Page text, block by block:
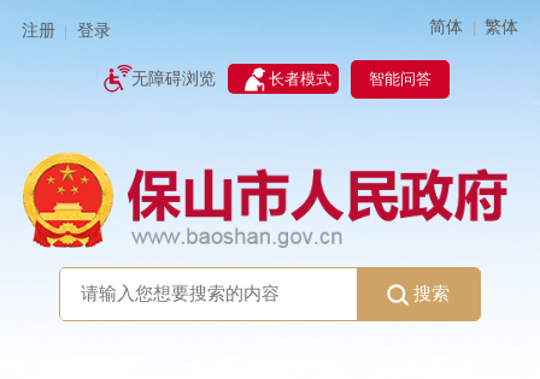
注册 登录 简体 | 繁体
无障碍浏览 长者模式 智能问答
搜索